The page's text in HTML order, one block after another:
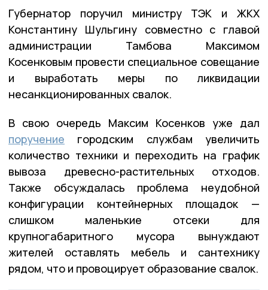
Губернатор поручил министру ТЭК и ЖКХ
Константину Шульгину совместно с главой
администрации Тамбова Максимом
Косенковым провести специальное совещание
и выработать меры по ликвидации
несанкционированных свалок.
В свою очередь Максим Косенков уже дал
поручение городским службам увеличить
количество техники и переходить на график
вывоза древесно-растительных отходов.
Также обсуждалась проблема неудобной
конфигурации контейнерных площадок —
слишком маленькие отсеки для
крупногабаритного мусора вынуждают
жителей оставлять мебель и сантехнику
рядом, что и провоцирует образование свалок.